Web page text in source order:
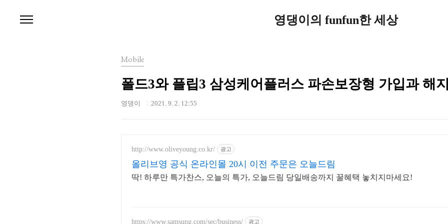
영댕이의 funfun한 세상
Mobile
폴드3와 플립3 삼성케어플러스 파손보장형 가입과 해
영댕이 2021. 9. 2. 12:55
http://www.oliveyoung.co.kr/ 광고
올리브영 공식 온라인몰 20시 이전 주문은 오늘드림
딱! 하루만 특가찬스, 오늘의 특가, 오늘드림 당일배송까지 꿀혜택 놓치지마세요!
https://www.samsung.com/sec/business/ 광고